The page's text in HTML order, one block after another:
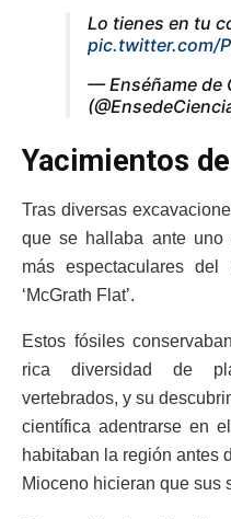
Lo tienes en tu
pic.twitter.com/
— Enséñame de
Yacimientos
Tras diversas
que se hallaba ante uno
más espectaculares
‘McGrath Flat’.
Estos fósiles
rica diversidad de
vertebrados, y su
científica adentrarse en
habitaban la región antes
Mioceno hicieran que sus